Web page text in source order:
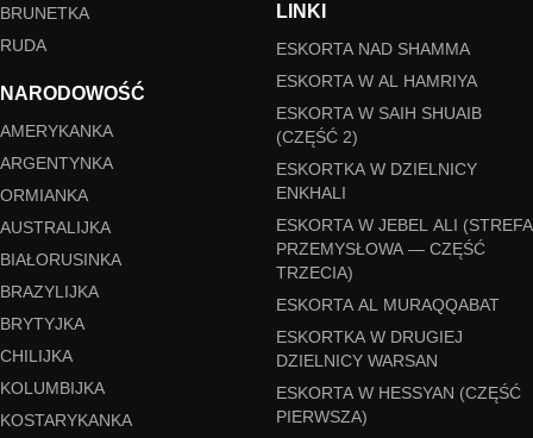
BRUNETKA
RUDA
NARODOWOŚĆ
AMERYKANKA
ARGENTYNKA
ORMIANKA
AUSTRALIJKA
BIAŁORUSINKA
BRAZYLIJKA
BRYTYJKA
CHILIJKA
KOLUMBIJKA
KOSTARYKANKA
LINKI
ESKORTA NAD SHAMMA
ESKORTA W AL HAMRIYA
ESKORTA W SAIH SHUAIB
(CZĘŚĆ 2)
ESKORTKA W DZIELNICY
ENKHALI
ESKORTA W JEBEL ALI (STREFA
PRZEMYSŁOWA — CZĘŚĆ
TRZECIA)
ESKORTA AL MURAQQABAT
ESKORTKA W DRUGIEJ
DZIELNICY WARSAN
ESKORTA W HESSYAN (CZĘŚĆ
PIERWSZA)